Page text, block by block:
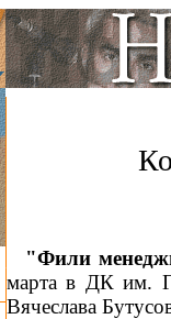
"Фили
марта в ДК им.
Вячеслава